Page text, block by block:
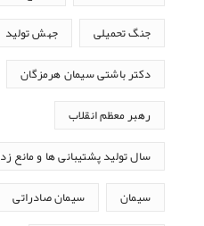
جنگ تحمیلی جهش تولید
دکتر باشتی سیمان هرمزگان
رهبر معظم انقلاب
سال تولید پشتیبانی ها و مانع
سیمان سیمان صادراتی